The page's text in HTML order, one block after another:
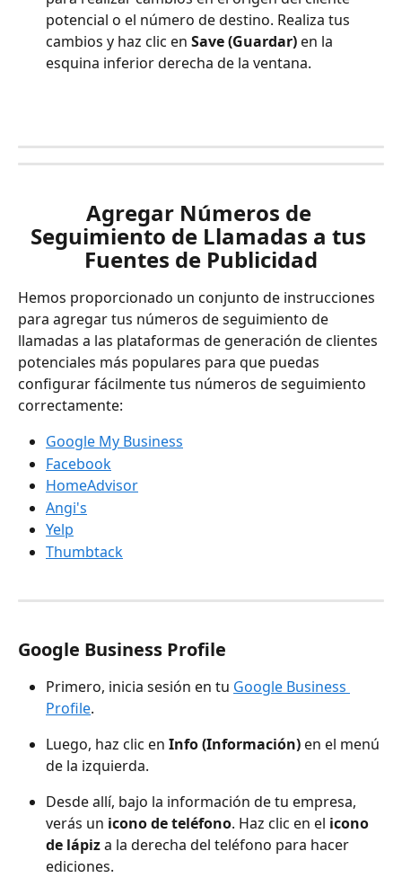
potencial o el número de destino. Realiza tus
cambios y haz clic en Save (Guardar) en la
esquina inferior derecha de la ventana.
Agregar Números de
Seguimiento de Llamadas a tus
Fuentes de Publicidad
Hemos proporcionado un conjunto de instrucciones
para agregar tus números de seguimiento de
llamadas a las plataformas de generación de clientes
potenciales más populares para que puedas
configurar fácilmente tus números de seguimiento
correctamente:
Google My Business
Facebook
HomeAdvisor
Angi's
Yelp
Thumbtack
Google Business Profile
Primero, inicia sesión en tu Google Business
Profile.
Luego, haz clic en Info (Información) en el menú
de la izquierda.
Desde allí, bajo la información de tu empresa,
verás un icono de teléfono. Haz clic en el icono
de lápiz a la derecha del teléfono para hacer
ediciones.